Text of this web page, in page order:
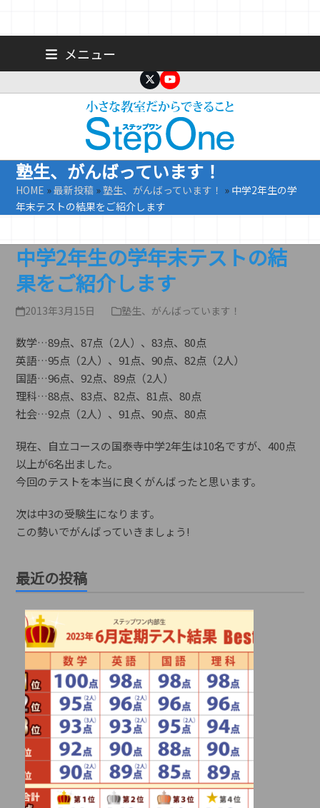
メニュー
TwitterYouTube
塾生、がんばっています！
HOME »最新投稿 »塾生、がんばっています！ » 中学2年生の学
年末テストの結果をご紹介します
中学2年生の学年末テストの結
果をご紹介します
2013年3月15日 塾生、がんばっています！
数学…89点、87点（2人）、83点、80点
英語…95点（2人）、91点、90点、82点（2人）
国語…96点、92点、89点（2人）
理科…88点、83点、82点、81点、80点
社会…92点（2人）、91点、90点、80点
現在、自立コースの国泰寺中学2年生は10名ですが、400点
以上が6名出ました。
今回のテストを本当に良くがんばったと思います。
次は中3の受験生になります。
この勢いでがんばっていきましょう!
最近の投稿